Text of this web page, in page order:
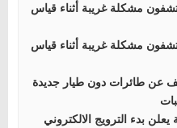
مشكلة غريبة أثناء قياس
مشكلة غريبة أثناء قياس
طائرات دون طيار جديدة
بدء الترويج الالكتروني